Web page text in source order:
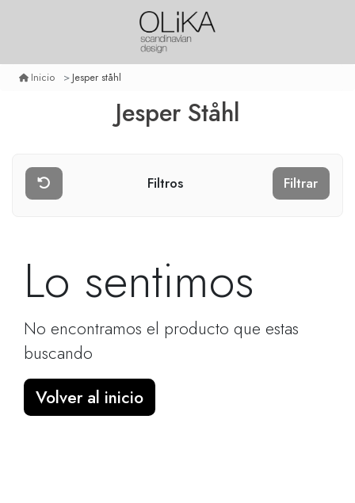
Inicio Jesper ståhl
Jesper Ståhl
Filtros Filtrar
Lo sentimos
No encontramos el producto que estas
buscando
Volver al inicio